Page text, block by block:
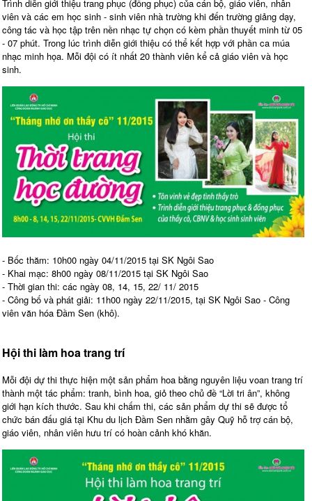
Trình diễn giới thiệu trang phục (đồng phục) của cán bộ, giáo viên, nhân
viên và các em học sinh - sinh viên nhà trường khi đến trường giảng dạy,
công tác và học tập trên nền nhạc tự chọn có kèm phần thuyết minh từ 05
- 07 phút. Trong lúc trình diễn giới thiệu có thể kết hợp với phần ca múa
nhạc minh họa. Mỗi đội có ít nhất 20 thành viên kể cả giáo viên và học
sinh.
- Bốc thăm: 10h00 ngày 04/11/2015 tại SK Ngôi Sao
- Khai mạc: 8h00 ngày 08/11/2015 tại SK Ngôi Sao
- Thời gian thi: các ngày 08, 14, 15, 22/ 11/ 2015
- Công bố và phát giải: 11h00 ngày 22/11/2015, tại SK Ngôi Sao - Công
viên văn hóa Đầm Sen (khô).
Hội thi làm hoa trang trí
Mỗi đội dự thi thực hiện một sản phẩm hoa bằng nguyên liệu voan trang trí
thành một tác phẩm: tranh, bình hoa, giỏ theo chủ đề “Lời tri ân”, không
giới hạn kích thước. Sau khi chấm thi, các sản phẩm dự thi sẽ được tổ
chức bán đấu giá tại Khu du lịch Đầm Sen nhằm gây Quỹ hỗ trợ cán bộ,
giáo viên, nhân viên hưu trí có hoàn cảnh khó khăn.